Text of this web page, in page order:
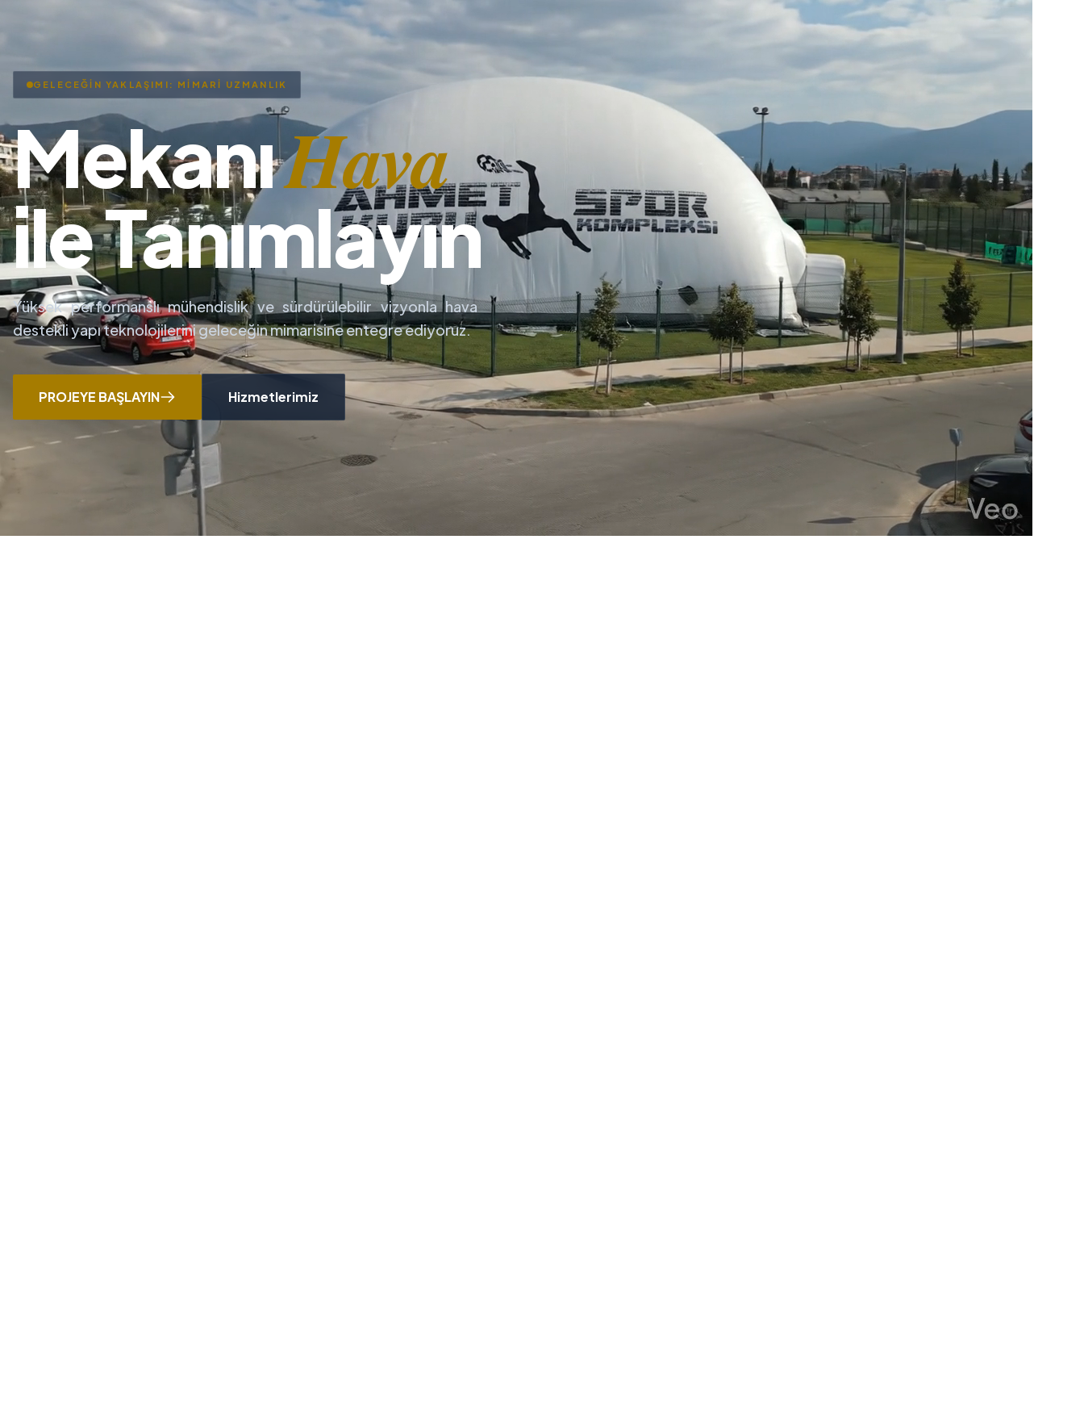
GELECEĞİN YAKLAŞIMI: MİMARİ UZMANLIK
MekanıHava
ile Tanımlayın
Yüksek performanslı mühendislik ve sürdürülebilir vizyonla hava
destekli yapı teknolojilerini geleceğin mimarisine entegre ediyoruz.
PROJEYE BAŞLAYIN Hizmetlerimiz